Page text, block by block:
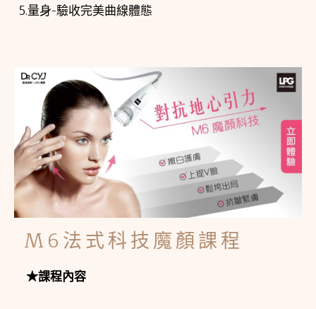
5.量身-驗收完美曲線體態
M6法式科技魔顏課程
★課程內容